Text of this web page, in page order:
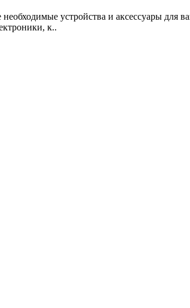
устройства и аксессуары для
к..